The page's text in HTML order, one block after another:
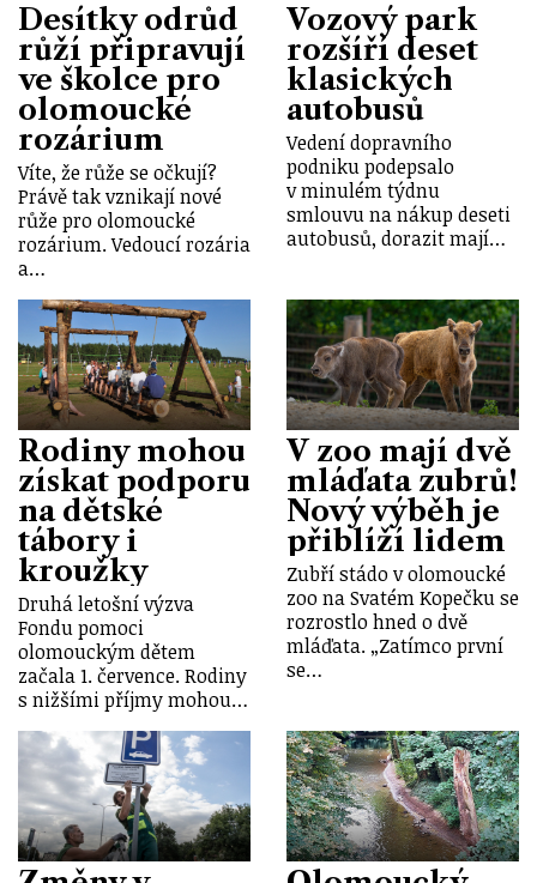
Desítky odrůd
růží připravují
ve školce pro
olomoucké
rozárium
Víte, že růže se očkují?
Právě tak vznikají nové
růže pro olomoucké
rozárium. Vedoucí rozária
a…
Vozový park
rozšíří deset
klasických
autobusů
Vedení dopravního
podniku podepsalo
v minulém týdnu
smlouvu na nákup deseti
autobusů, dorazit mají…
Rodiny mohou
získat podporu
na dětské
tábory i
kroužky
Druhá letošní výzva
Fondu pomoci
olomouckým dětem
začala 1. července. Rodiny
s nižšími příjmy mohou…
V zoo mají dvě
mláďata zubrů!
Nový výběh je
přiblíží lidem
Zubří stádo v olomoucké
zoo na Svatém Kopečku se
rozrostlo hned o dvě
mláďata. „Zatímco první
se…